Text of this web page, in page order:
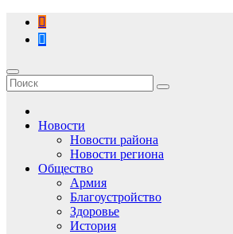
Перейти
содержимому
Новости
Новости района
Новости региона
Общество
Армия
Благоустройство
Здоровье
История